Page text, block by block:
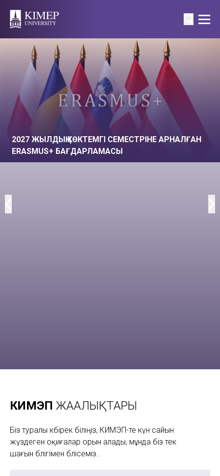
2027 ЖЫЛДЫҢ КӨКТЕМГІ СЕМЕСТРІНЕ АРНАЛҒАН
ERASMUS+ БАҒДАРЛАМАСЫ
КИМЭП ЖАҢАЛЫҚТАРЫ
Біз туралы көбірек біліңіз, КИМЭП-те күн сайын
жүздеген оқиғалар орын алады, мұнда біз тек
шағын бөлігімен бөлісеміз..